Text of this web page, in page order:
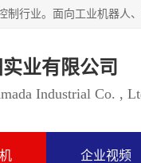
业有限公司
Industrial Co. ,
企业视频